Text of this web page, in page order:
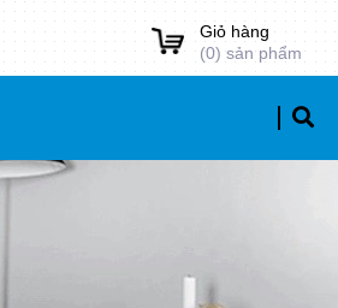
Giỏ hàng
(0) sản phẩm